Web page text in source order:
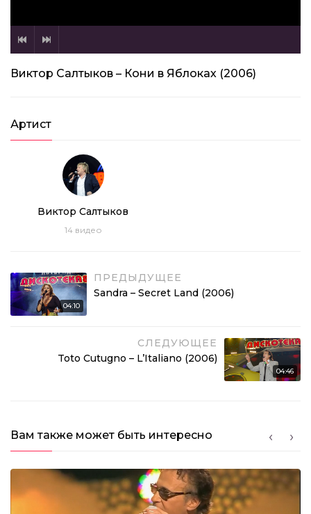
Виктор Салтыков – Кони в Яблоках (2006)
Артист
Виктор Салтыков
14видео
04:10
ПРЕДЫДУЩЕЕ
Sandra – Secret Land (2006)
СЛЕДУЮЩЕЕ
Toto Cutugno – L’Italiano (2006)
04:46
Вам также может быть интересно